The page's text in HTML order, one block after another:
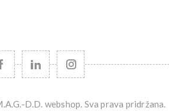
D.D. webshop. Sva prava pridržana.